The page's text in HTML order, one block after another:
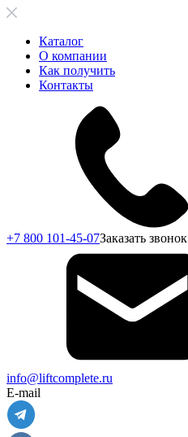
Каталог
О компании
Как получить
Контакты
+7 800 101-45-07Заказать звонок
info@liftcomplete.ru
E-mail